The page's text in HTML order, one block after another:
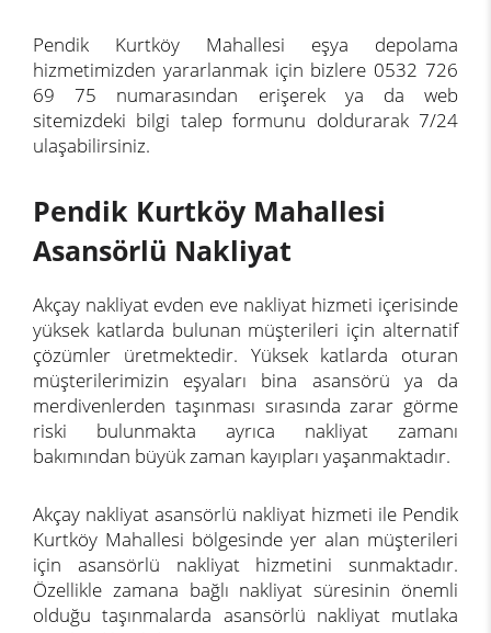
Pendik Kurtköy Mahallesi eşya depolama
hizmetimizden yararlanmak için bizlere 0532 726
69 75 numarasından erişerek ya da web
sitemizdeki bilgi talep formunu doldurarak 7/24
ulaşabilirsiniz.
Pendik Kurtköy Mahallesi
Asansörlü Nakliyat
Akçay nakliyat evden eve nakliyat hizmeti içerisinde
yüksek katlarda bulunan müşterileri için alternatif
çözümler üretmektedir. Yüksek katlarda oturan
müşterilerimizin eşyaları bina asansörü ya da
merdivenlerden taşınması sırasında zarar görme
riski bulunmakta ayrıca nakliyat zamanı
bakımından büyük zaman kayıpları yaşanmaktadır.
Akçay nakliyat asansörlü nakliyat hizmeti ile Pendik
Kurtköy Mahallesi bölgesinde yer alan müşterileri
için asansörlü nakliyat hizmetini sunmaktadır.
Özellikle zamana bağlı nakliyat süresinin önemli
olduğu taşınmalarda asansörlü nakliyat mutlaka